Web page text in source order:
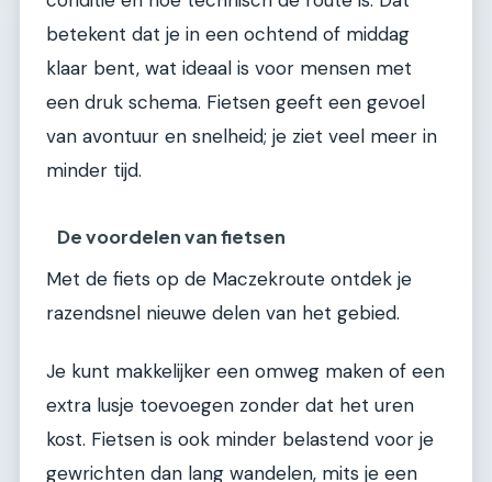
betekent dat je in een ochtend of middag
klaar bent, wat ideaal is voor mensen met
een druk schema. Fietsen geeft een gevoel
van avontuur en snelheid; je ziet veel meer in
minder tijd.
De voordelen van fietsen
Met de fiets op de Maczekroute ontdek je
razendsnel nieuwe delen van het gebied.
Je kunt makkelijker een omweg maken of een
extra lusje toevoegen zonder dat het uren
kost. Fietsen is ook minder belastend voor je
gewrichten dan lang wandelen, mits je een